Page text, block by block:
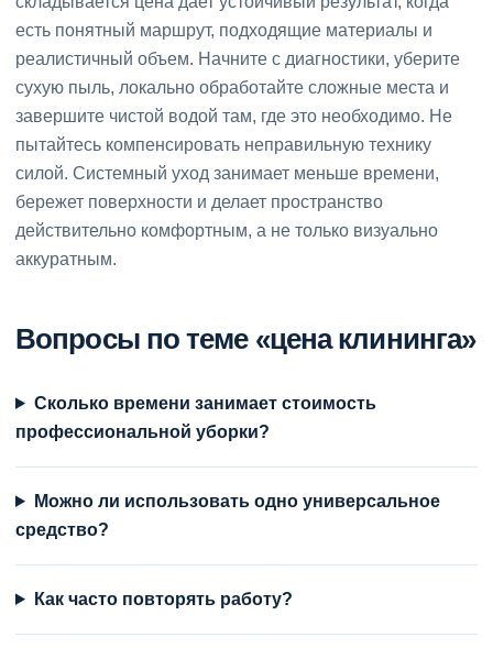
есть понятный маршрут, подходящие материалы и
реалистичный объем. Начните с диагностики, уберите
сухую пыль, локально обработайте сложные места и
завершите чистой водой там, где это необходимо. Не
пытайтесь компенсировать неправильную технику
силой. Системный уход занимает меньше времени,
бережет поверхности и делает пространство
действительно комфортным, а не только визуально
аккуратным.
Вопросы по теме «цена клининга»
Сколько времени занимает стоимость
профессиональной уборки?
Можно ли использовать одно универсальное
средство?
Как часто повторять работу?